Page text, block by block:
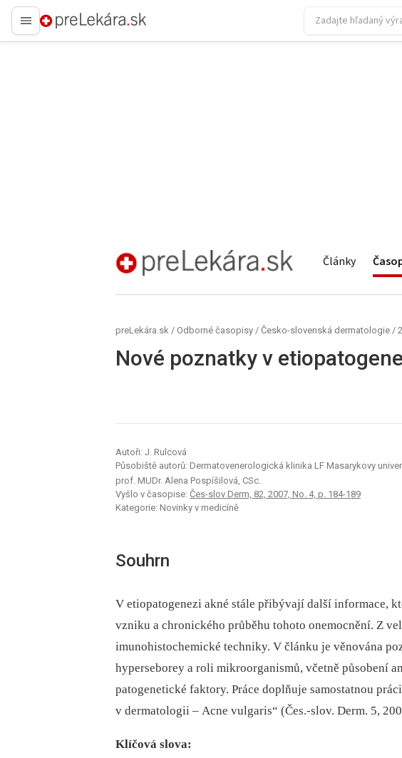
preLekára.sk
preLekára.sk Články
preLekára.sk / Odborné časopisy / Česko-slovenská dermatologie /
Nové poznatky v
Autoři: J. Rulcová
Působiště autorů: Dermatovenerologická klinika LF Masarykovy
prof. MUDr. Alena Pospíšilová, CSc.
Vyšlo v časopise: Čes-slov Derm, 82, 2007, No. 4, p. 184-189
Kategorie: Novinky v medicíně
Souhrn
V etiopatogenezi akné stále přibývají další informace,
vzniku a chronického průběhu tohoto onemocnění. Z
imunohistochemické techniky. V článku je věnována
hyperseborey a roli mikroorganismů, včetně působení
patogenetické faktory. Práce doplňuje samostatnou
v dermatologii –⁠ Acne vulgaris“ (Čes.-slov. Derm. 5,
Klíčová slova: